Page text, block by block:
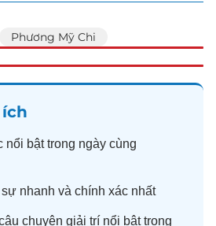
Phương Mỹ Chi
nổi bật trong ngày cùng
nhanh và chính xác nhất
chuyện giải trí nổi bật trong